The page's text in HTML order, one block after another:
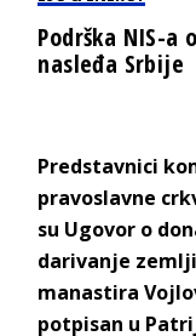
Podrška NIS-a
nasleđa Srbije
Predstavnici
pravoslavne
su Ugovor o
darivanje
manastira
potpisan u